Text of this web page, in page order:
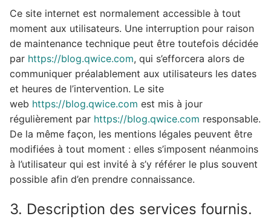
Ce site internet est normalement accessible à tout
moment aux utilisateurs. Une interruption pour raison
de maintenance technique peut être toutefois décidée
par https://blog.qwice.com, qui s’efforcera alors de
communiquer préalablement aux utilisateurs les dates
et heures de l’intervention. Le site
web https://blog.qwice.com est mis à jour
régulièrement par https://blog.qwice.com responsable.
De la même façon, les mentions légales peuvent être
modifiées à tout moment : elles s’imposent néanmoins
à l’utilisateur qui est invité à s’y référer le plus souvent
possible afin d’en prendre connaissance.
3. Description des services fournis.